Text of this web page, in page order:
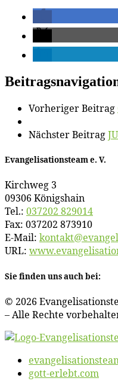
Vorheriger Beitrag
Nächster Beitrag
Evan­ge­li­sa­ti­ons­team e. V.
Kirch­weg 3
09306 Königshain
Tel.: 037202 829014
Fax: 037202 873910
E‑Mail:
URL:
Sie fin­den uns auch bei:
© 2026
– Al­le Rech­te
gott-erlebt.com